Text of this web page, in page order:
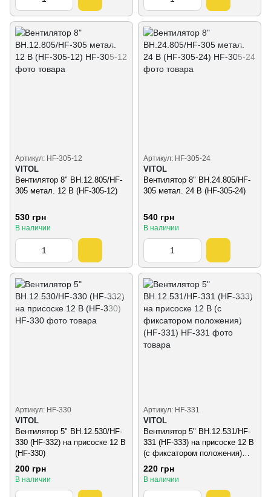
Артикул: HF-305-12
VITOL
Вентилятор 8" ВН.12.805/HF-
305 метал. 12 В (HF-305-12)
530 грн
В наличии
Артикул: HF-305-24
VITOL
Вентилятор 8" ВН.24.805/HF-
305 метал. 24 В (HF-305-24)
540 грн
В наличии
Артикул: HF-330
VITOL
Вентилятор 5" ВН.12.530/HF-
330 (HF-332) на присоске 12 В
(HF-330)
200 грн
В наличии
Артикул: HF-331
VITOL
Вентилятор 5" ВН.12.531/HF-
331 (HF-333) на присоске 12 В
(с фиксатором положения)
(HF-331)
220 грн
В наличии